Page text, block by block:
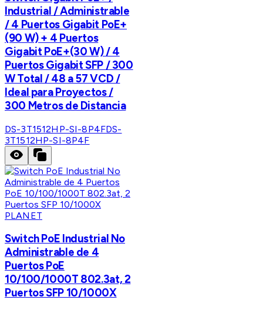
Industrial / Administrable
/ 4 Puertos Gigabit PoE+
(90 W) + 4 Puertos
Gigabit PoE+(30 W) / 4
Puertos Gigabit SFP / 300
W Total / 48 a 57 VCD /
Ideal para Proyectos /
300 Metros de Distancia
DS-3T1512HP-SI-8P4FDS-
3T1512HP-SI-8P4F
PLANET
Switch PoE Industrial No
Administrable de 4
Puertos PoE
10/100/1000T 802.3at, 2
Puertos SFP 10/1000X